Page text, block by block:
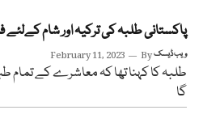
پاکستانی طلبہ کی ترکیہ اور شام
February 11, 2023 Byویب ڈیسک
طلبہ کا کہنا تھا کہ معاشرے کے تمام
گا